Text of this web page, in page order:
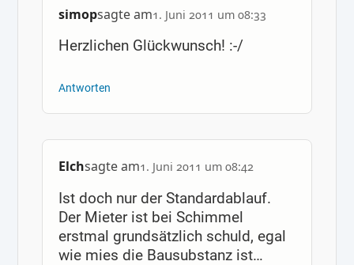
simopsagte am1. Juni 2011 um 08:33
Herzlichen Glückwunsch! :-/
Antworten
Elchsagte am1. Juni 2011 um 08:42
Ist doch nur der Standardablauf.
Der Mieter ist bei Schimmel
erstmal grundsätzlich schuld, egal
wie mies die Bausubstanz ist…